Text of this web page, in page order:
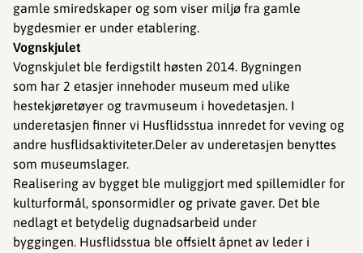
gamle smiredskaper og som viser miljø fra gamle
bygdesmier er under etablering.
Vognskjulet
Vognskjulet ble ferdigstilt høsten 2014. Bygningen
som har 2 etasjer innehoder museum med ulike
hestekjøretøyer og travmuseum i hovedetasjen. I
underetasjen finner vi Husflidsstua innredet for veving og
andre husflidsaktiviteter.Deler av underetasjen benyttes
som museumslager.
Realisering av bygget ble muliggjort med spillemidler for
kulturformål, sponsormidler og private gaver. Det ble
nedlagt et betydelig dugnadsarbeid under
byggingen. Husflidsstua ble offsielt åpnet av leder i